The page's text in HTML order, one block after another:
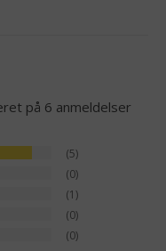
på 6 anmeldelser
5
0
1
0
0